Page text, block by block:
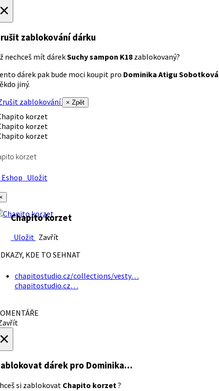
zablokování dárku
nechceš mít dárekSuchy sampon K18 zablokovaný?
dárek pak bude moci koupit pro Dominika Atigu Sobotková
jiný.
zablokování
× Zpět
korzet
Uložit
Chapito korzet
Uložit Zavřít
KDE TO SEHNAT
chapitostudio.cz/collections/vesty…
chapitostudio.cz…
dárek pro Dominika…
si zablokovat Chapito korzet?